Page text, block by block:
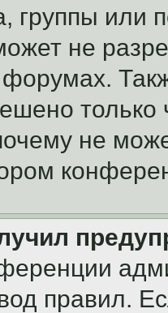
группы или
не
не
правил.